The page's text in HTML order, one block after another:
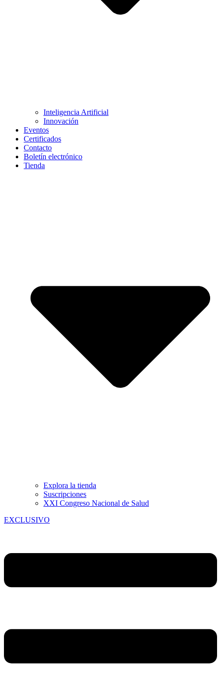
Inteligencia Artificial
Innovación
Eventos
Certificados
Contacto
Boletín electrónico
Tienda
Explora la tienda
Suscripciones
XXI Congreso Nacional de Salud
EXCLUSIVO